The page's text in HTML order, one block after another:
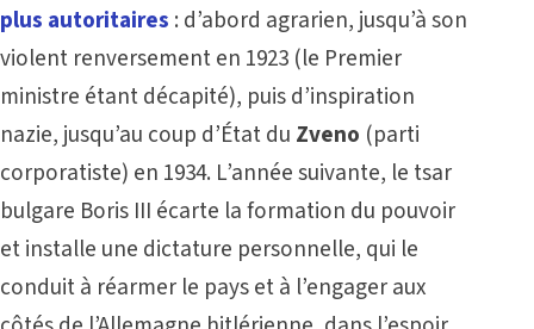
plus autoritaires : d’abord agrarien, jusqu’à son
violent renversement en 1923 (le Premier
ministre étant décapité), puis d’inspiration
nazie, jusqu’au coup d’État du Zveno (parti
corporatiste) en 1934. L’année suivante, le tsar
bulgare Boris III écarte la formation du pouvoir
et installe une dictature personnelle, qui le
conduit à réarmer le pays et à l’engager aux